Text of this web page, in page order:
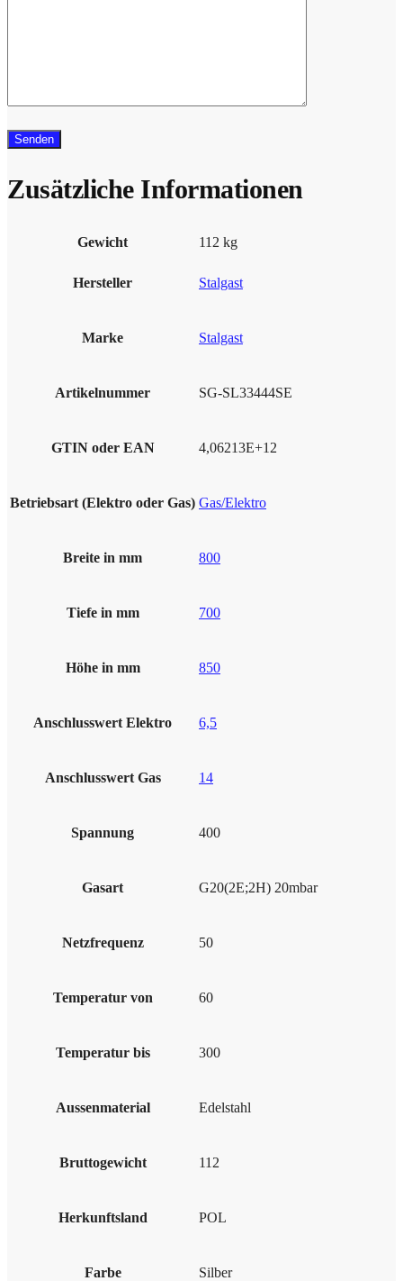
Zusätzliche Informationen
Gewicht 112 kg
Hersteller Stalgast
Marke Stalgast
Artikelnummer SG-SL33444SE
GTIN oder EAN 4,06213E+12
Betriebsart (Elektro oder Gas) Gas/Elektro
Breite in mm 800
Tiefe in mm 700
Höhe in mm 850
Anschlusswert Elektro 6,5
Anschlusswert Gas 14
Spannung 400
Gasart G20(2E;2H) 20mbar
Netzfrequenz 50
Temperatur von 60
Temperatur bis 300
Aussenmaterial Edelstahl
Bruttogewicht 112
Herkunftsland POL
Farbe Silber